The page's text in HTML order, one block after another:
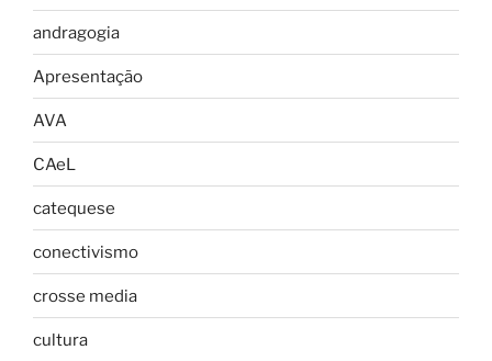
andragogia
Apresentação
AVA
CAeL
catequese
conectivismo
crosse media
cultura